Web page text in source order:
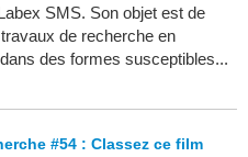
SMS. Son objet est de
de recherche en
des formes susceptibles...
#54 : Classez ce film